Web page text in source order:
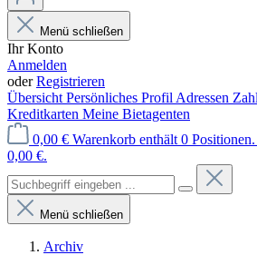
Menü schließen
Ihr Konto
Anmelden
oderRegistrieren
Übersicht Persönliches Profil Adressen
Kreditkarten Meine Bietagenten
0,00 € Warenkorb enthält 0
0,00 €.
Menü schließen
Archiv